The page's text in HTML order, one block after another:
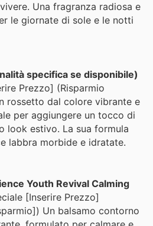
Una fragranza radiosa e
le giornate di sole e le notti
specifica se disponibile)
Prezzo] (Risparmio
rossetto dal colore vibrante e
per aggiungere un tocco di
look estivo. La sua formula
labbra morbide e idratate.
Youth Revival Calming
[Inserire Prezzo]
Un balsamo contorno